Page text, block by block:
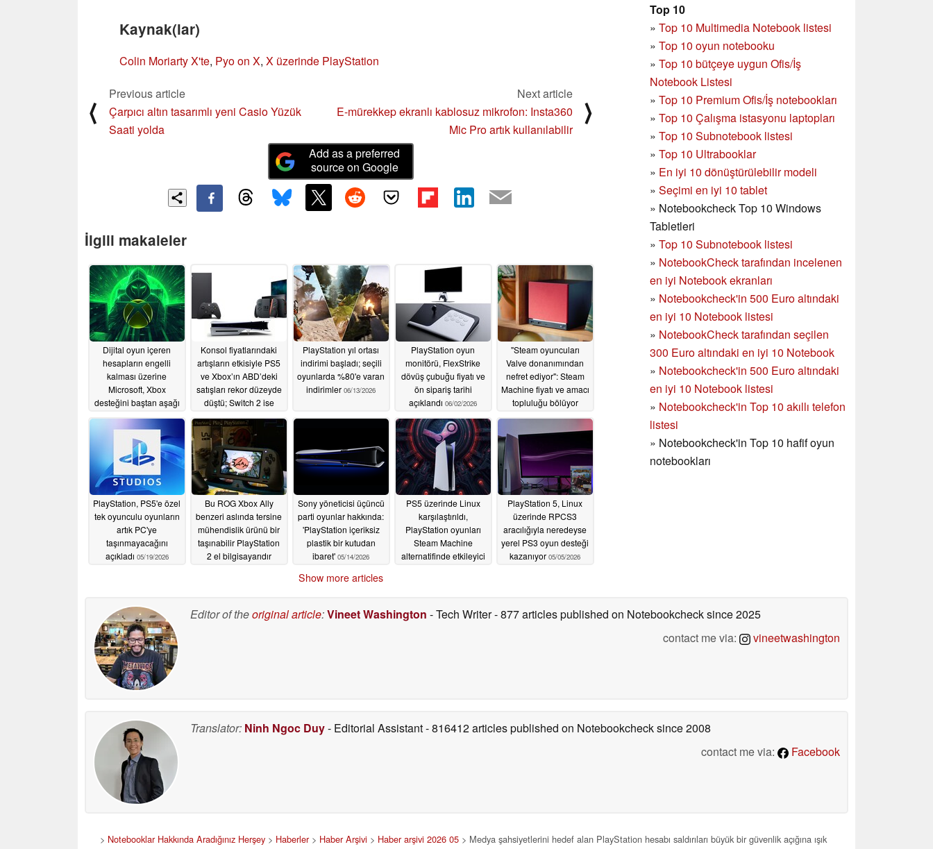
Top 10
» Top 10 Multimedia Notebook listesi
» Top 10 oyun notebooku
» Top 10 bütçeye uygun Ofis/İş
Notebook Listesi
» Top 10 Premium Ofis/İş notebookları
» Top 10 Çalışma istasyonu laptopları
» Top 10 Subnotebook listesi
» Top 10 Ultrabooklar
» En iyi 10 dönüştürülebilir modeli
» Seçimi en iyi 10 tablet
» Notebookcheck Top 10 Windows
Tabletleri
» Top 10 Subnotebook listesi
» NotebookCheck tarafından incelenen
en iyi Notebook ekranları
» Notebookcheck'in 500 Euro altındaki
en iyi 10 Notebook listesi
» NotebookCheck tarafından seçilen
300 Euro altındaki en iyi 10 Notebook
» Notebookcheck'in 500 Euro altındaki
en iyi 10 Notebook listesi
» Notebookcheck'in Top 10 akıllı telefon
listesi
» Notebookcheck'in Top 10 hafif oyun
notebookları
Kaynak(lar)
Colin Moriarty X'te, Pyo on X, X üzerinde PlayStation
⟨
Previous article
Çarpıcı altın tasarımlı yeni Casio Yüzük
Saati yolda
Next article
E-mürekkep ekranlı kablosuz mikrofon: Insta360
Mic Pro artık kullanılabilir
⟩
Add as a preferred
source on Google
İlgili makaleler
Dijital oyun içeren
hesapların engelli
kalması üzerine
Microsoft, Xbox
desteğini baştan aşağı
07/22/2026
Konsol fiyatlarındaki
artışların etkisiyle PS5
ve Xbox’ın ABD’deki
satışları rekor düzeyde
düştü; Switch 2 ise
performans sergiledi
06/29/2026
PlayStation yıl ortası
indirimi başladı; seçili
oyunlarda %80'e varan
indirimler 06/13/2026
PlayStation oyun
monitörü, FlexStrike
dövüş çubuğu fiyatı ve
ön sipariş tarihi
açıklandı 06/02/2026
"Steam oyuncuları
Valve donanımından
nefret ediyor": Steam
Machine fiyatı ve amacı
topluluğu bölüyor
05/20/2026
PlayStation, PS5'e özel
tek oyunculu oyunların
artık PC'ye
taşınmayacağını
açıkladı 05/19/2026
Bu ROG Xbox Ally
benzeri aslında tersine
mühendislik ürünü bir
taşınabilir PlayStation
2 el bilgisayarıdır
Sony yöneticisi üçüncü
parti oyunlar hakkında:
'PlayStation içeriksiz
plastik bir kutudan
ibaret' 05/14/2026
PS5 üzerinde Linux
karşılaştırıldı,
PlayStation oyunları
Steam Machine
alternatifinde etkileyici
PlayStation 5, Linux
üzerinde RPCS3
aracılığıyla neredeyse
yerel PS3 oyun desteği
kazanıyor 05/05/2026
Show more articles
Editor of theoriginal article:Vineet Washington - Tech Writer- 877 articles published on Notebookchecksince 2025
contact me via:
vineetwashington
Translator: Ninh Ngoc Duy- Editorial Assistant- 816412 articles published on Notebookchecksince 2008
contact me via:
Facebook
> Notebooklar Hakkında Aradığınız Herşey> Haberler> Haber Arşivi > Haber arşivi 2026 05> Medya şahsiyetlerini hedef alan PlayStation hesabı saldırıları büyük bir güvenlik açığına ışık